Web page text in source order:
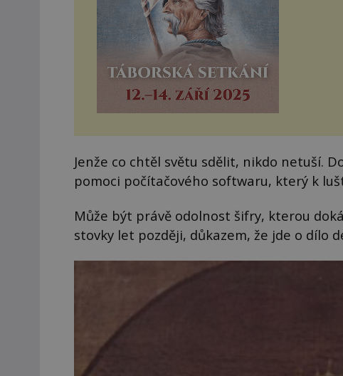
Jenže co chtěl světu sdělit, nikdo netuší.
pomoci počítačového softwaru, který k
Může být právě odolnost šifry, kterou
stovky let později, důkazem, že jde o dílo